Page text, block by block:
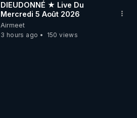
DIEUDONNÉ ★ Live Du
Mercredi 5 Août 2026
Airmeet
3 hours ago
150 views